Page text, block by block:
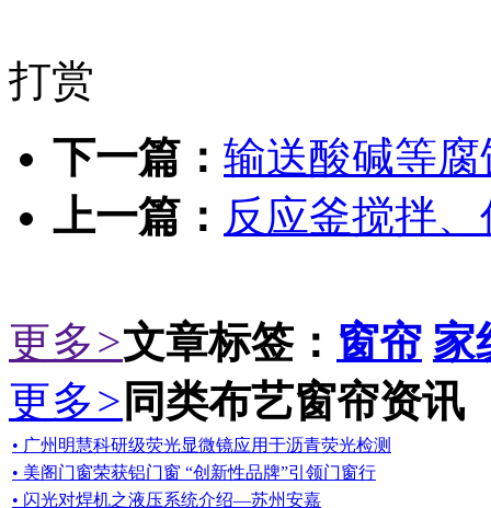
打赏
下一篇： 输送酸碱等
上一篇： 反应釜搅拌
更多>文章标签： 窗帘 家
更多> 同类布艺窗帘资讯
• 广州明慧科研级荧光显微镜应用于沥青荧光检测
• 美阁门窗荣获铝门窗 “创新性品牌”引领门窗行
• 闪光对焊机之液压系统介绍—苏州安嘉